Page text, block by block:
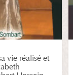
vie réalisé et